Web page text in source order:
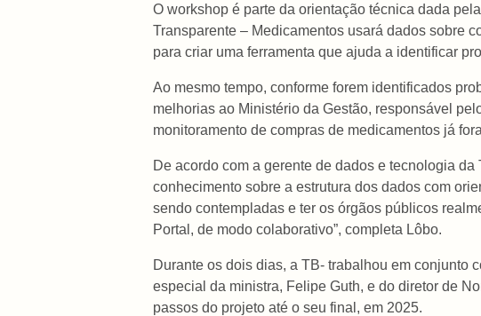
O workshop é parte da orientação técnica dada
Transparente – Medicamentos usará dados sobre
para criar uma ferramenta que ajuda a identificar
Ao mesmo tempo, conforme forem identificados
melhorias ao Ministério da Gestão, responsável
monitoramento de compras de medicamentos já
De acordo com a gerente de dados e tecnologia
conhecimento sobre a estrutura dos dados com
sendo contempladas e ter os órgãos públicos
Portal, de modo colaborativo”, completa Lôbo.
Durante os dois dias, a TB- trabalhou em conjunto
especial da ministra, Felipe Guth, e do diretor de
passos do projeto até o seu final, em 2025.